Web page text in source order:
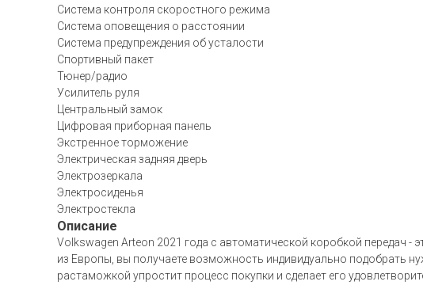
Система контроля скоростного режима
Система оповещения о расстоянии
Система предупреждения об усталости
Спортивный пакет
Тюнер/радио
Усилитель руля
Центральный замок
Цифровая приборная панель
Экстренное торможение
Электрическая задняя дверь
Электрозеркала
Электросиденья
Электростекла
Описание
Volkswagen Arteon 2021 года с автоматической коробкой передач -
из Европы, вы получаете возможность индивидуально подобрать
растаможкой упростит процесс покупки и сделает его